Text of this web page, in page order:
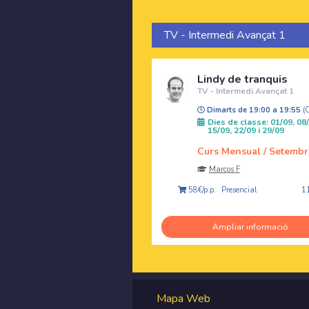
TV - Intermedi Avançat 1
Lindy de tranquis
TV - Intermedi Avançat 1
Dimarts de 19:00 a 19:55
Dies de classe: 01/09,
15/09, 22/09 i 29/09
Curs Mensual /
Marcos F
58€/p.p.
Presencial
Ampliar informació
Mapa Web